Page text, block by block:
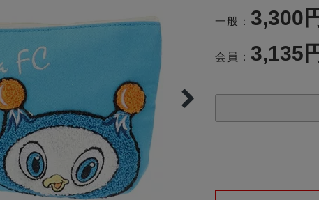
一般： 3,300
会員： 3,135